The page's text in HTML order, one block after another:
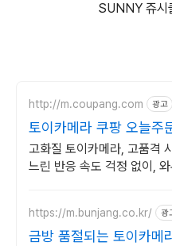
SUNNY 쥬시
http://m.coupang.com 광고
토이카메라 쿠팡 오늘주
고화질 토이카메라, 고품격
느린 반응 속도 걱정 없이,
https://m.bunjang.co.kr/ 광
금방 품절되는 토이카메